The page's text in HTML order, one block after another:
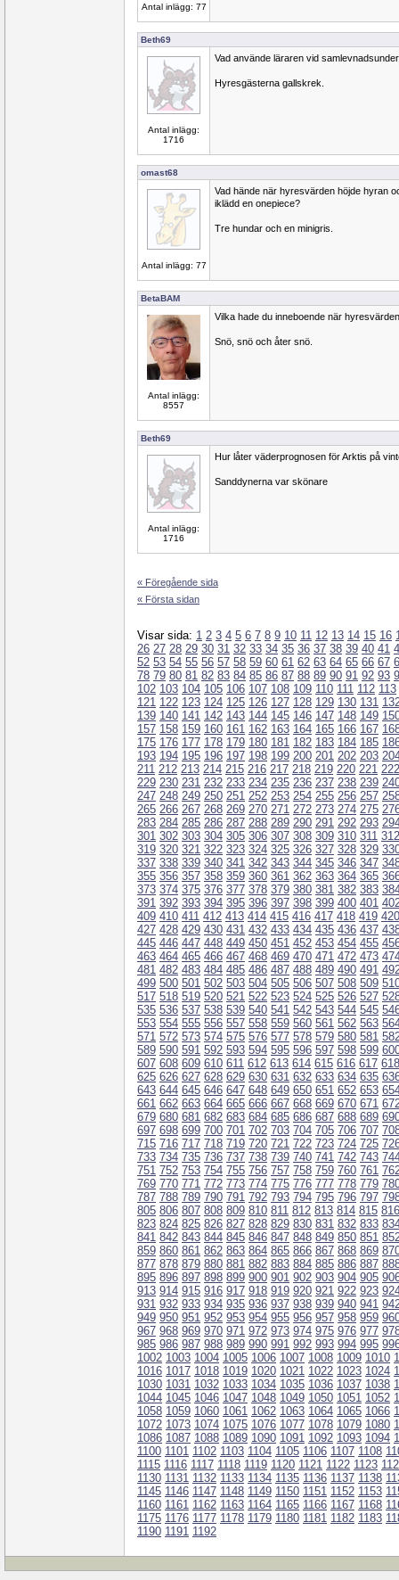
Antal inlägg: 77
Beth69
Antal inlägg:
1716
Vad använde läraren vid
Hyresgästerna gallskrek.
omast68
Antal inlägg: 77
Vad hände när hyresvärden höjde hyran
iklädd en onepiece?
Tre hundar och en minigris.
BetaBAM
Antal inlägg:
8557
Vilka hade du inneboende när
Snö, snö och åter snö.
Beth69
Antal inlägg:
1716
Hur låter väderprognosen för Arktis på
Sanddynerna var skönare
« Föregående sida
« Första sidan
Visar sida: 1 2 3 4 5 6 7 8 9 10 11 12 13 14 15 16
26 27 28 29 30 31 32 33 34 35 36 37 38 39 40 41
52 53 54 55 56 57 58 59 60 61 62 63 64 65 66 67
78 79 80 81 82 83 84 85 86 87 88 89 90 91 92 93
102 103 104 105 106 107 108 109 110 111 112 113
121 122 123 124 125 126 127 128 129 130 131
139 140 141 142 143 144 145 146 147 148 149
157 158 159 160 161 162 163 164 165 166 167
175 176 177 178 179 180 181 182 183 184 185
193 194 195 196 197 198 199 200 201 202 203
211 212 213 214 215 216 217 218 219 220 221 222
229 230 231 232 233 234 235 236 237 238 239
247 248 249 250 251 252 253 254 255 256 257
265 266 267 268 269 270 271 272 273 274 275
283 284 285 286 287 288 289 290 291 292 293
301 302 303 304 305 306 307 308 309 310 311 312
319 320 321 322 323 324 325 326 327 328 329
337 338 339 340 341 342 343 344 345 346 347
355 356 357 358 359 360 361 362 363 364 365
373 374 375 376 377 378 379 380 381 382 383
391 392 393 394 395 396 397 398 399 400 401
409 410 411 412 413 414 415 416 417 418 419 420
427 428 429 430 431 432 433 434 435 436 437
445 446 447 448 449 450 451 452 453 454 455
463 464 465 466 467 468 469 470 471 472 473
481 482 483 484 485 486 487 488 489 490 491
499 500 501 502 503 504 505 506 507 508 509
517 518 519 520 521 522 523 524 525 526 527
535 536 537 538 539 540 541 542 543 544 545
553 554 555 556 557 558 559 560 561 562 563
571 572 573 574 575 576 577 578 579 580 581
589 590 591 592 593 594 595 596 597 598 599
607 608 609 610 611 612 613 614 615 616 617 618
625 626 627 628 629 630 631 632 633 634 635
643 644 645 646 647 648 649 650 651 652 653
661 662 663 664 665 666 667 668 669 670 671
679 680 681 682 683 684 685 686 687 688 689
697 698 699 700 701 702 703 704 705 706 707
715 716 717 718 719 720 721 722 723 724 725
733 734 735 736 737 738 739 740 741 742 743
751 752 753 754 755 756 757 758 759 760 761
769 770 771 772 773 774 775 776 777 778 779
787 788 789 790 791 792 793 794 795 796 797
805 806 807 808 809 810 811 812 813 814 815 816
823 824 825 826 827 828 829 830 831 832 833
841 842 843 844 845 846 847 848 849 850 851
859 860 861 862 863 864 865 866 867 868 869
877 878 879 880 881 882 883 884 885 886 887
895 896 897 898 899 900 901 902 903 904 905
913 914 915 916 917 918 919 920 921 922 923
931 932 933 934 935 936 937 938 939 940 941
949 950 951 952 953 954 955 956 957 958 959
967 968 969 970 971 972 973 974 975 976 977
985 986 987 988 989 990 991 992 993 994 995
1002 1003 1004 1005 1006 1007 1008 1009 1010
1016 1017 1018 1019 1020 1021 1022 1023 1024
1030 1031 1032 1033 1034 1035 1036 1037 1038
1044 1045 1046 1047 1048 1049 1050 1051 1052
1058 1059 1060 1061 1062 1063 1064 1065 1066
1072 1073 1074 1075 1076 1077 1078 1079 1080
1086 1087 1088 1089 1090 1091 1092 1093 1094
1100 1101 1102 1103 1104 1105 1106 1107 1108
1115 1116 1117 1118 1119 1120 1121 1122 1123
1130 1131 1132 1133 1134 1135 1136 1137 1138
1145 1146 1147 1148 1149 1150 1151 1152 1153
1160 1161 1162 1163 1164 1165 1166 1167 1168
1175 1176 1177 1178 1179 1180 1181 1182 1183
1190 1191 1192